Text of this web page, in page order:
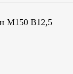
М150 В12,5